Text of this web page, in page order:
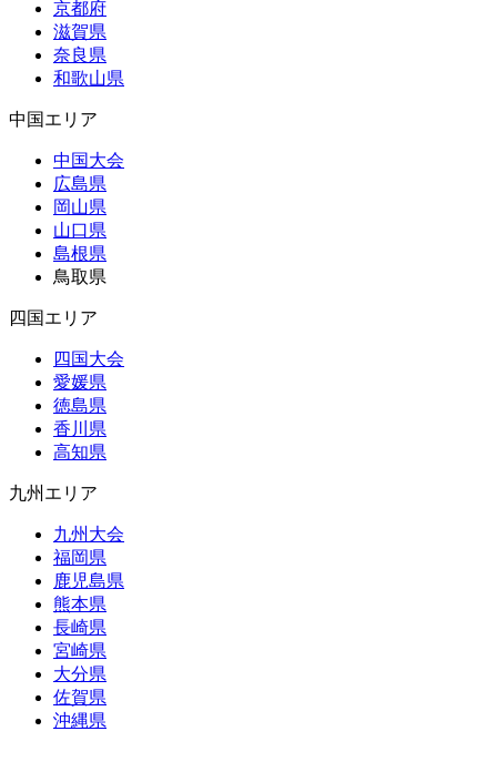
京都府
滋賀県
奈良県
和歌山県
中国エリア
中国大会
広島県
岡山県
山口県
島根県
鳥取県
四国エリア
四国大会
愛媛県
徳島県
香川県
高知県
九州エリア
九州大会
福岡県
鹿児島県
熊本県
長崎県
宮崎県
大分県
佐賀県
沖縄県